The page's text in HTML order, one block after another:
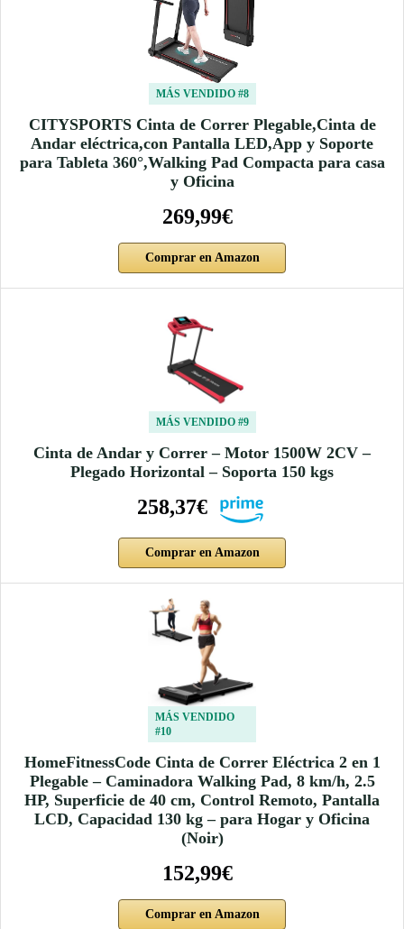
MÁS VENDIDO #8
CITYSPORTS Cinta de Correr Plegable,Cinta de
Andar eléctrica,con Pantalla LED,App y Soporte
para Tableta 360°,Walking Pad Compacta para casa
y Oficina
269,99€
Comprar en Amazon
MÁS VENDIDO #9
Cinta de Andar y Correr – Motor 1500W 2CV –
Plegado Horizontal – Soporta 150 kgs
258,37€
Comprar en Amazon
MÁS VENDIDO
#10
HomeFitnessCode Cinta de Correr Eléctrica 2 en 1
Plegable – Caminadora Walking Pad, 8 km/h, 2.5
HP, Superficie de 40 cm, Control Remoto, Pantalla
LCD, Capacidad 130 kg – para Hogar y Oficina
(Noir)
152,99€
Comprar en Amazon